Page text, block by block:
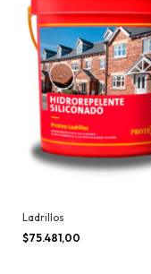
Ladrillos
$75.481,00